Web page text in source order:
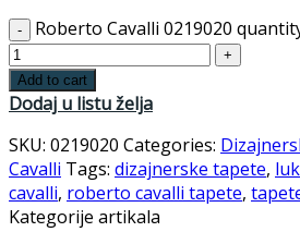
Roberto Cavalli 0219020
Add to cart
Dodaj u listu želja
SKU: 0219020 Categories:
Cavalli Tags: dizajnerske tapete,
cavalli, roberto cavalli tapete,
Kategorije artikala